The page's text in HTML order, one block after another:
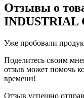
Отзывы о
INDUSTRIAL
Уже пробовали
Поделитесь своим
отзыв может помочь
времени!
Отзыв успешно